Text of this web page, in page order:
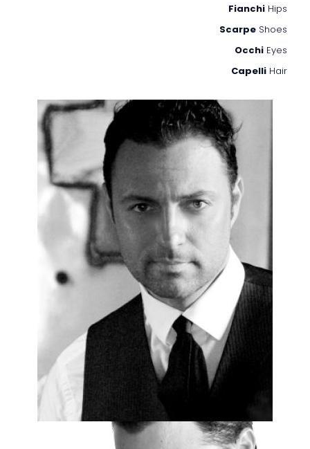
Fianchi Hips
Scarpe Shoes
Occhi Eyes
Capelli Hair